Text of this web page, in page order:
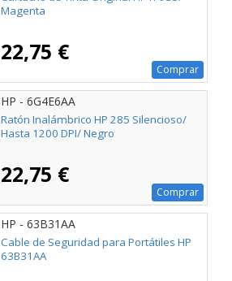
Magenta
22,75 €
Comprar
HP - 6G4E6AA
Ratón Inalámbrico HP 285 Silencioso/
Hasta 1200 DPI/ Negro
22,75 €
Comprar
HP - 63B31AA
Cable de Seguridad para Portátiles HP
63B31AA